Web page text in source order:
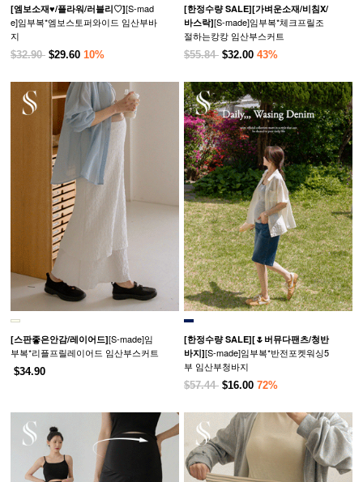
[엠보소재♥/플라워/러블리♡][S-mad
e]임부복*엠보스토퍼와이드 임산부바
지
$32.90 $29.60 10%
[한정수량 SALE][가벼운소재/비침X/
바스락][S-made]임부복*체크프릴조
절하는캉캉 임산부스커트
$55.84 $32.00 43%
[스판좋은안감/레이어드][S-made]임
부복*리플프릴레이어드 임산부스커트
$34.90
[한정수량 SALE][🌷버뮤다팬츠/청반
바지][S-made]임부복*반전포켓워싱5
부 임산부청바지
$57.44 $16.00 72%